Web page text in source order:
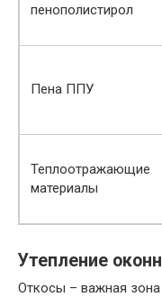
пенополистирол
Пена ППУ
Теплоотражающие
материалы
Утепление
Откосы – важная